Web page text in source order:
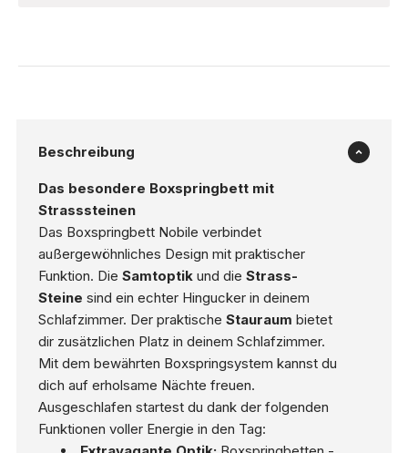
Beschreibung
Das besondere Boxspringbett mit
Strasssteinen
Das Boxspringbett Nobile verbindet
außergewöhnliches Design mit praktischer
Funktion. Die Samtoptikund die Strass-
Steine sind ein echter Hingucker in deinem
Schlafzimmer. Der praktische Stauraum bietet
dir zusätzlichen Platz in deinem Schlafzimmer.
Mit dem bewährten Boxspringsystem kannst du
dich auf erholsame Nächte freuen.
Ausgeschlafen startest du dank der folgenden
Funktionen voller Energie in den Tag: